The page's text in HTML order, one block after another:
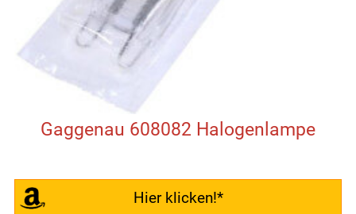
Gaggenau 608082 Halogenlampe
Hier klicken!*